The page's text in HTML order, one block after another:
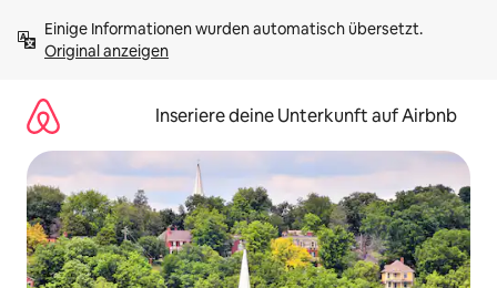
Inhalten
springenOriginal anzeigen
Inseriere deine Unterkunft auf Airbnb